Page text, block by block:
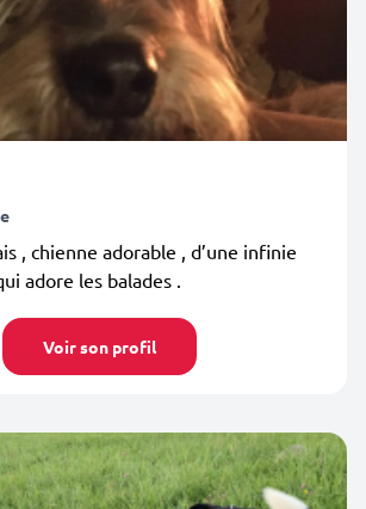
, chienne adorable , d’une infinie
adore les balades .
Voir son profil